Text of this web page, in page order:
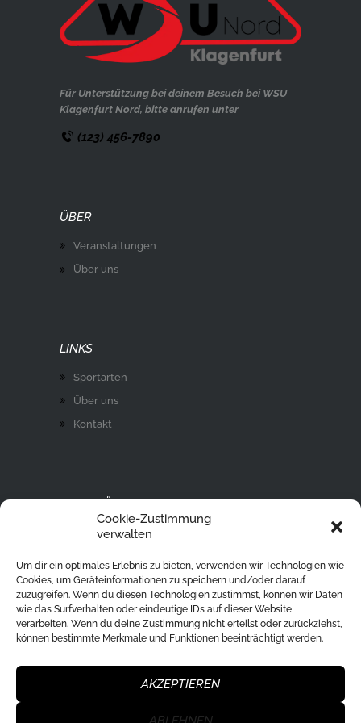
Cookie-Zustimmung
verwalten
Um dir ein optimales Erlebnis zu bieten, verwenden wir Technologien wie
Cookies, um Geräteinformationen zu speichern und/oder darauf
zuzugreifen. Wenn du diesen Technologien zustimmst, können wir Daten
wie das Surfverhalten oder eindeutige IDs auf dieser Website
verarbeiten. Wenn du deine Zustimmung nicht erteilst oder zurückziehst,
können bestimmte Merkmale und Funktionen beeinträchtigt werden.
AKZEPTIEREN
Für Unterstützung bei deinem Besuch bei WSU
Klagenfurt Nord, bitte anrufen unter
(123) 456-7890
ÜBER
Veranstaltungen
Über uns
LINKS
Sportarten
Über uns
Kontakt
AKTIVITÄT
Ski Alpin
Langlaufen
Eislaufen
Ski Tour